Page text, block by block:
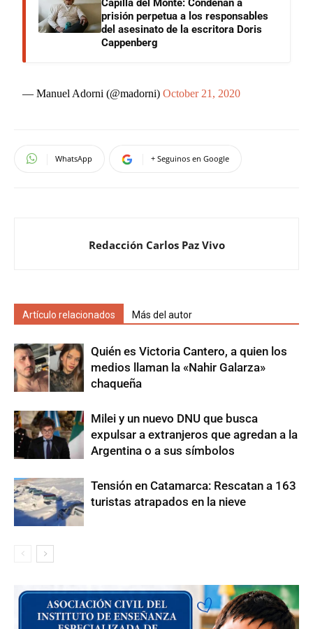
Capilla del Monte: Condenan a
prisión perpetua a los responsables
del asesinato de la escritora Doris
Cappenberg
— Manuel Adorni (@madorni)October 21, 2020
WhatsApp + Seguinos en Google
Redacción Carlos Paz Vivo
Artículo relacionados Más del autor
Quién es Victoria Cantero, a quien los
medios llaman la «Nahir Galarza»
chaqueña
Milei y un nuevo DNU que busca
expulsar a extranjeros que agredan a la
Argentina o a sus símbolos
Tensión en Catamarca: Rescatan a 163
turistas atrapados en la nieve